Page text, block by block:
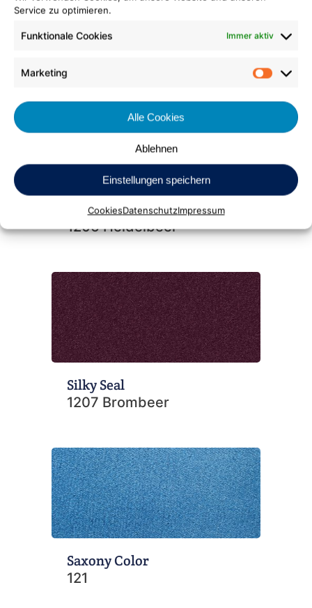
Service zu optimieren.
Funktionale Cookies Immer aktiv
Marketing
Alle Cookies
Ablehnen
Einstellungen speichern
CookiesDatenschutzImpressum
Silky Seal
Silky Seal
1206 Heidelbeer
Silky Seal
1207 Brombeer
Saxony Color
121